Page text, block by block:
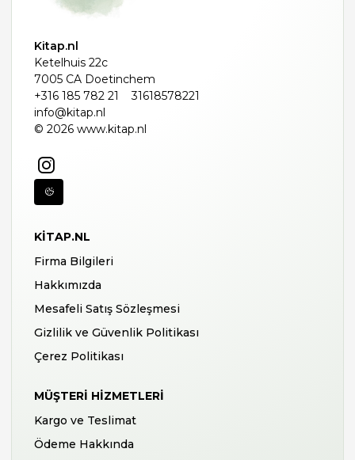
Kitap.nl
Ketelhuis 22c
7005 CA Doetinchem
+316 185 782 21
31618578221
info@kitap.nl
© 2026 www.kitap.nl
KITAP.NL
Firma Bilgileri
Hakkımızda
Mesafeli Satış Sözleşmesi
Gizlilik ve Güvenlik Politikası
Çerez Politikası
MÜŞTERI HIZMETLERI
Kargo ve Teslimat
Ödeme Hakkında